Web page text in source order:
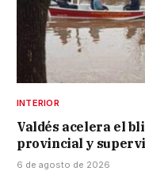
INTERIOR
Valdés acelera el
provincial y
6 de agosto de 2026